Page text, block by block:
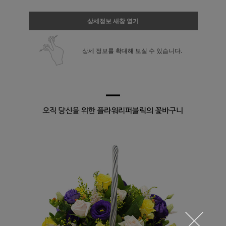
상세정보 새창 열기
상세 정보를 확대해 보실 수 있습니다.